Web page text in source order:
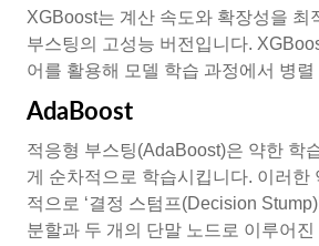
XGBoost는 계산 속도와 확장성을 최
부스팅의 고성능 버전입니다.
어를 활용해 모델 학습 과정에서 병
AdaBoost
적응형 부스팅(AdaBoost)은 약한 학
게 순차적으로 학습시킵니다. 이러한
적으로 ‘결정 스텀프(Decision
분할과 두 개의 단말 노드로 이루어